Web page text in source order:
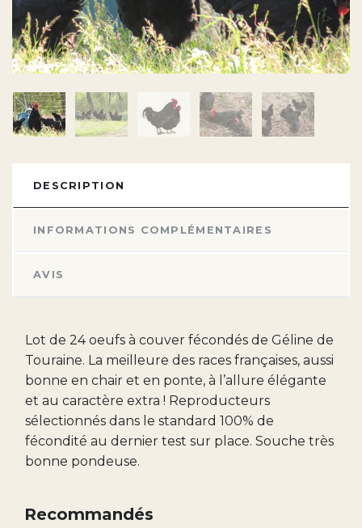
DESCRIPTION
INFORMATIONS COMPLÉMENTAIRES
AVIS
Lot de 24 oeufs à couver fécondés de Géline de
Touraine. La meilleure des races françaises, aussi
bonne en chair et en ponte, à l’allure élégante
et au caractère extra ! Reproducteurs
sélectionnés dans le standard 100% de
fécondité au dernier test sur place. Souche très
bonne pondeuse.
Recommandés